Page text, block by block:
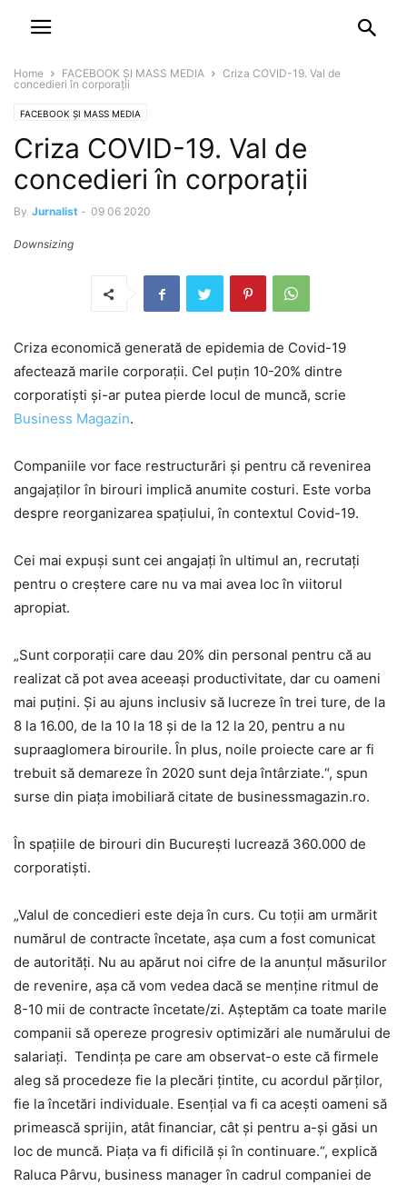
Home FACEBOOK ȘI MASS MEDIA
Criza COVID-19. Val de
concedieri în corporaţii
FACEBOOK ȘI MASS MEDIA
Criza COVID-19. Val de
concedieri în corporaţii
By Jurnalist - 09 06 2020
Downsizing
Criza economică generată de epidemia de Covid-19
afectează marile corporații. Cel puţin 10-20% dintre
corporatişti şi-ar putea pierde locul de muncă, scrie
Business Magazin.
Companiile vor face restructurări și pentru că revenirea
angajaților în birouri implică anumite costuri. Este vorba
despre reorganizarea spațiului, în contextul Covid-19.
Cei mai expuși sunt cei angajați în ultimul an, recrutaţi
pentru o creştere care nu va mai avea loc în viitorul
apropiat.
„Sunt corporaţii care dau 20% din personal pentru că au
realizat că pot avea aceeaşi productivitate, dar cu oameni
mai puţini. Și au ajuns inclusiv să lucreze în trei ture, de la
8 la 16.00, de la 10 la 18 şi de la 12 la 20, pentru a nu
supraaglomera birourile. În plus, noile proiecte care ar fi
trebuit să demareze în 2020 sunt deja întârziate.“, spun
surse din piaţa imobiliară citate de businessmagazin.ro.
În spaţiile de birouri din Bucureşti lucrează 360.000 de
corporatişti.
„Valul de concedieri este deja în curs. Cu toţii am urmărit
numărul de contracte încetate, aşa cum a fost comunicat
de autorităţi. Nu au apărut noi cifre de la anunţul măsurilor
de revenire, aşa că vom vedea dacă se menţine ritmul de
8-10 mii de contracte încetate/zi. Aşteptăm ca toate marile
companii să opereze progresiv optimizări ale numărului de
salariaţi. Tendinţa pe care am observat-o este că firmele
aleg să procedeze fie la plecări ţintite, cu acordul părţilor,
fie la încetări individuale. Esenţial va fi ca aceşti oameni să
primească sprijin, atât financiar, cât şi pentru a-şi găsi un
loc de muncă. Piaţa va fi dificilă şi în continuare.“, explică
Raluca Pârvu, business manager în cadrul companiei de